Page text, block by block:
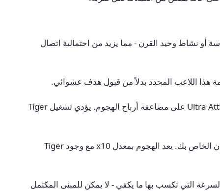
أو نشاط وحيد القرن - مما يزيد من احتمالية اتصال
يملأ Attack Madness شريط التقدم أثناء الهجوم، ويدفع اللفات والقطع النقدية عند الانتهاء. يعمل Ultra Attack على مضاعفة أرباح الهجوم. يؤدي تشغيل Tiger
** راهن بشكل أعلى عندما يكون لديك عملات معدنية احتياطية. ** يتم قياس دفعات الهجوم مباشرة باستخدام مضاعف الرهان الخاص بك. يعد الهجوم بمعدل x10 مع وجود Tiger
التي تكسب بها ما يكفي - لا يمكن للمبنى المكتمل